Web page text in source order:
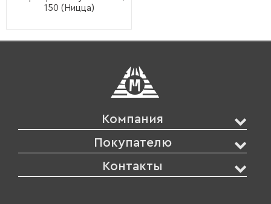
150 (Ницца)
Компания
Покупателю
Контакты